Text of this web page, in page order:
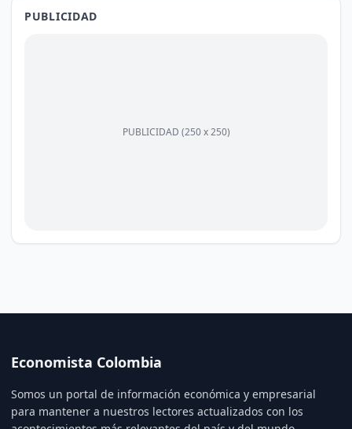
PUBLICIDAD
PUBLICIDAD (250 x 250)
Economista Colombia
Somos un portal de información económica y empresarial
para mantener a nuestros lectores actualizados con los